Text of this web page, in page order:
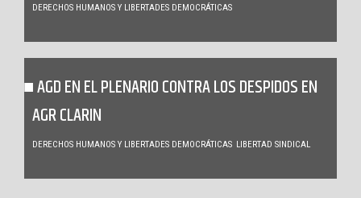
DERECHOS HUMANOS Y LIBERTADES DEMOCRÁTICAS
AGD EN EL PLENARIO CONTRA LOS DESPIDOS EN
AGR CLARIN
DERECHOS HUMANOS Y LIBERTADES DEMOCRÁTICAS LIBERTAD SINDICAL